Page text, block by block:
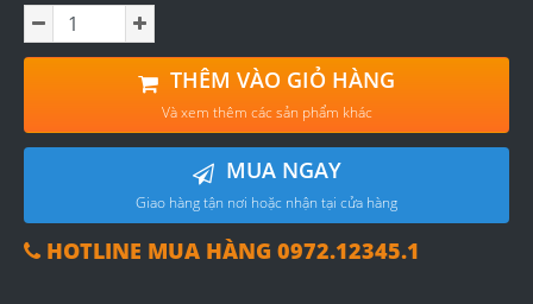
THÊM VÀO GIỎ HÀNG
Và xem thêm các sản phẩm khác
MUA NGAY
Giao hàng tận nơi hoặc nhận tại cửa hàng
HOTLINE MUA HÀNG 0972.12345.1